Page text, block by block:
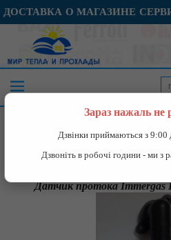
ДОСТАВКА О МАГАЗИНЕ
Запчасти к газовым
Eolo|Nike Mini 1.028570
Датчик протока Immergas
Зараз нажаль не
Дзвінки приймаються з
Дзвоніть в робочі години - ми